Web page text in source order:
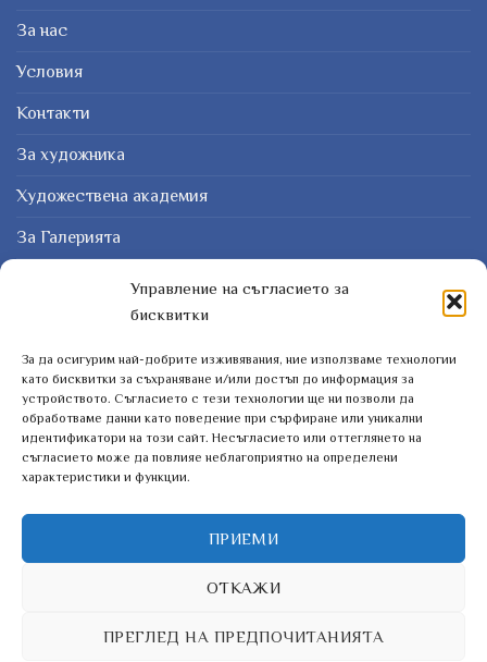
Управление на съгласието за
бисквитки
За да осигурим най-добрите изживявания, ние използваме технологии
като бисквитки за съхраняване и/или достъп до информация за
устройството. Съгласието с тези технологии ще ни позволи да
обработваме данни като поведение при сърфиране или уникални
идентификатори на този сайт. Несъгласието или оттеглянето на
съгласието може да повлияе неблагоприятно на определени
характеристики и функции.
ПРИЕМИ
ОТКАЖИ
ПРЕГЛЕД НА ПРЕДПОЧИТАНИЯТА
За нас
Условия
Контакти
За художника
Художествена академия
За Галерията
Защо картина?
ЗАПИШЕТЕ СЕ ЗА НАШИЯТ БЮЛЕТИН